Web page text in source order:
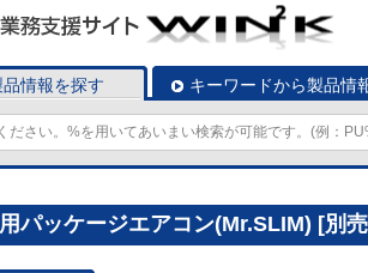
情報を探す キーワードから製品情
パッケージエアコン(Mr.SLIM) [別